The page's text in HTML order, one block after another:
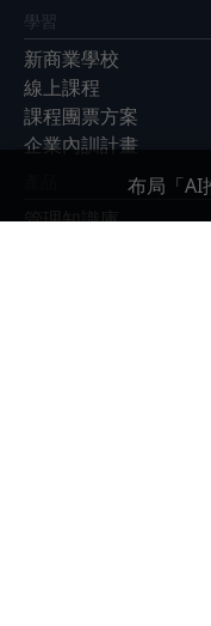
學習
新商業學校
線上課程
課程團票方案
企業內訓計畫
管理知識庫
布局「AI